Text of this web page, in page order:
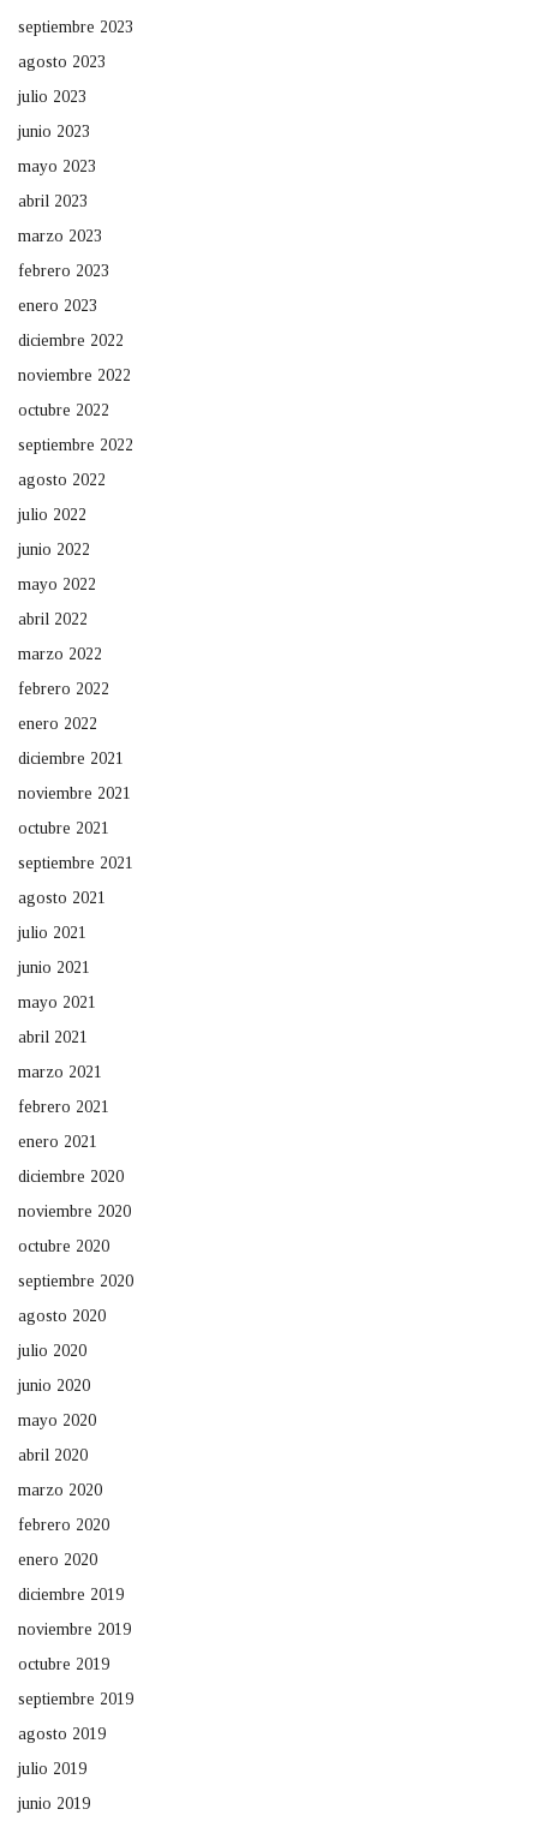
septiembre 2023
agosto 2023
julio 2023
junio 2023
mayo 2023
abril 2023
marzo 2023
febrero 2023
enero 2023
diciembre 2022
noviembre 2022
octubre 2022
septiembre 2022
agosto 2022
julio 2022
junio 2022
mayo 2022
abril 2022
marzo 2022
febrero 2022
enero 2022
diciembre 2021
noviembre 2021
octubre 2021
septiembre 2021
agosto 2021
julio 2021
junio 2021
mayo 2021
abril 2021
marzo 2021
febrero 2021
enero 2021
diciembre 2020
noviembre 2020
octubre 2020
septiembre 2020
agosto 2020
julio 2020
junio 2020
mayo 2020
abril 2020
marzo 2020
febrero 2020
enero 2020
diciembre 2019
noviembre 2019
octubre 2019
septiembre 2019
agosto 2019
julio 2019
junio 2019